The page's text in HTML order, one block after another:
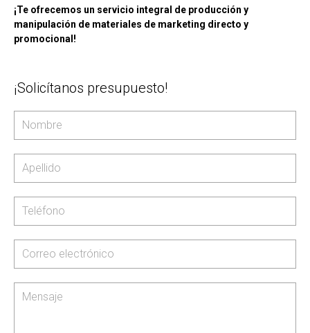
¡Te ofrecemos un servicio integral de producción y
manipulación de materiales de marketing directo y
promocional!
¡Solicítanos presupuesto!